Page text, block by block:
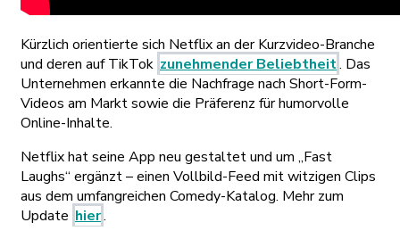
Kürzlich orientierte sich Netflix an der Kurzvideo-Branche
und deren auf TikTok zunehmender Beliebtheit. Das
Unternehmen erkannte die Nachfrage nach Short-Form-
Videos am Markt sowie die Präferenz für humorvolle
Online-Inhalte.
Netflix hat seine App neu gestaltet und um „Fast
Laughs“ ergänzt – einen Vollbild-Feed mit witzigen Clips
aus dem umfangreichen Comedy-Katalog. Mehr zum
Update hier.